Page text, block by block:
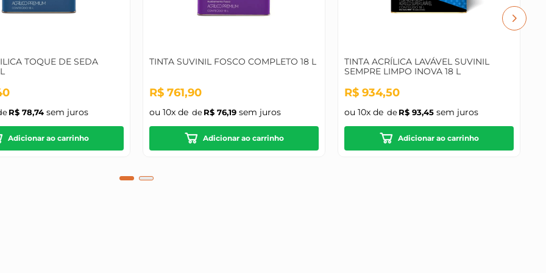
TOQUE DE SEDA
R$ 78,74 sem juros
Adicionar ao carrinho
TINTA SUVINIL FOSCO COMPLETO 18 L
R$ 761,90
ou 10x de R$ 76,19 sem juros
Adicionar ao carrinho
TINTA ACRÍLICA LAVÁVEL SUVINIL
SEMPRE LIMPO INOVA 18 L
R$ 934,50
ou 10x de R$ 93,45 sem juros
Adicionar ao carrinho